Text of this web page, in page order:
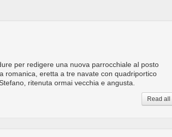
per redigere una nuova parrocchiale al posto
romanica, eretta a tre navate con quadriportico
ritenuta ormai vecchia e angusta.
Read all